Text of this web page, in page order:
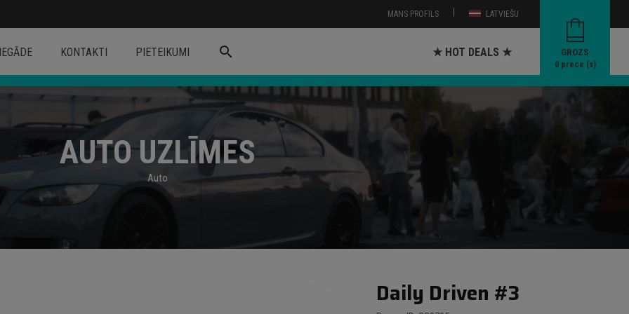
LATVIEŠU
|
MANS PROFILS
GROZS
0prece (s)
KONTAKTI PIETEIKUMI search ★ HOT DEALS ★
AUTO UZLĪMES
Auto
Daily Driven #3